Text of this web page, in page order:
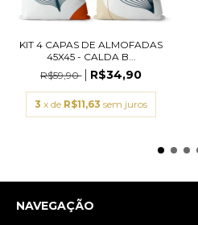
KIT 4 CAPAS DE ALMOFADAS
45X45 - CALDA B...
R$59,90
R$34,90
3 x de R$11,63 sem juros
NAVEGAÇÃO